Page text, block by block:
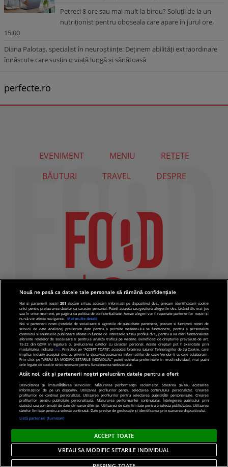
Petreci 8 ore sau mai mult la birou? Soluții de la un
nutriționist pentru oboseala care apare în jurul orei
15:00
Diana Palotaș, specialist în neuroștiințe: Deținem abilități extraordinare
înnăscute care susțin o viață lungă și sănătoasă
perfecte.ro
EVENIMENT MENIU
REȚETE
BĂUTURI
TRAVEL DESPRE
© 2019 PRO TV S.R.L |Politica de Cookie|Politica
de confidentialitate
Nouă ne pasă ca datele tale personale să rămână confidențiale
Noi și partenerii noștri201 stocăm și/sau accesăm informații pe dispozitivul dvs., precum identificatorii cookie
unici pentru prelucrarea datelor cu caracter personal. Puteți accepta sau gestiona alegerile dvs. făcând clic mai jos
sau în orice moment, pe pagina cu politica de confidențialitate. Aceste alegeri vor fi raportate partenerilor noștri și
nu vă vor afecta navigarea.
Mai multe detalii
Noi si partenerii nostri (retelele de socializare si agentiile de publicitate partenere, precum si furnizorii nostri de
servicii de date analitice) prelucram date pentru a permite website-ului sa functioneze, pentru a personaliza
continutul si anunturile publicitare afisate in functie de interesele si/sau profilul dvs., pentru a va oferi functionalitati
aferente retelelor de socializare si pentru a analiza traficul pe website. Beneficiati de drepturile prevazute de art.
15-22 din GDPR in legatura cu prelucrarea datelor cu caracter personal. Aceste drepturi pot fi exercitate prin
modalitatea indicata aici. Prin click pe “ACCEPT TOATE”, acceptati folosirea tuturor Tehnologiilor de tip Cookie, care
implica inclusiv acceptul dvs. cu privire la stocarea/accesarea informatiilor de catre Vendor-ii cu care colaboram.
Prin click pe “VREAU SA MODIFIC SETARILE INDIVIDUAL” puteti schimba preferintele in mod individual, mai putin
cele legate de cookie strict necesare pentru functionarea website-ului.
Atât noi, cât și partenerii noștri prelucrăm datele pentru a oferi:
Dezvoltarea și îmbunătățirea serviciilor. Măsurarea performanței reclamelor. Stocarea și/sau accesarea
informațiilor de pe un dispozitiv. Utilizarea profilurilor pentru selectarea conținutului personalizat. Crearea
profilurilor de conținut personalizat. Utilizarea profilurilor pentru selectarea publicității personalizate. Crearea
profilurilor pentru publicitate personalizată. Măsurarea performanței conținutului. Înțelegerea publicului prin
statistici sau combinații de date din surse diferite. Utilizarea de date limitate pentru a selecta publicitatea. Utilizarea
datelor limitate pentru a selecta conținutul. Date precise de geolocație și identificarea prin scanarea dispozitivului.
Listă parteneri (furnizori)
ACCEPT TOATE
VREAU SA MODIFIC SETARILE INDIVIDUAL